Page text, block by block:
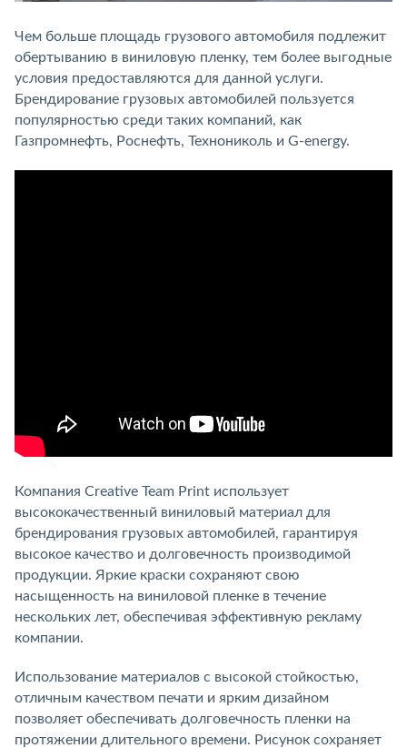
Чем больше площадь грузового автомобиля подлежит
обертыванию в виниловую пленку, тем более выгодные
условия предоставляются для данной услуги.
Брендирование грузовых автомобилей пользуется
популярностью среди таких компаний, как
Газпромнефть, Роснефть, Технониколь и G-energy.
Компания Creative Team Print использует
высококачественный виниловый материал для
брендирования грузовых автомобилей, гарантируя
высокое качество и долговечность производимой
продукции. Яркие краски сохраняют свою
насыщенность на виниловой пленке в течение
нескольких лет, обеспечивая эффективную рекламу
компании.
Использование материалов с высокой стойкостью,
отличным качеством печати и ярким дизайном
позволяет обеспечивать долговечность пленки на
протяжении длительного времени. Рисунок сохраняет